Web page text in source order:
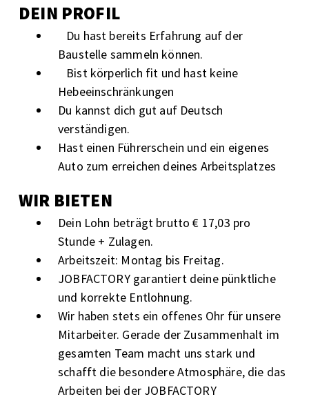
DEIN PROFIL
Du hast bereits Erfahrung auf der
Baustelle sammeln können.
Bist körperlich fit und hast keine
Hebeeinschränkungen
Du kannst dich gut auf Deutsch
verständigen.
Hast einen Führerschein und ein eigenes
Auto zum erreichen deines Arbeitsplatzes
WIR BIETEN
Dein Lohn beträgt brutto € 17,03 pro
Stunde + Zulagen.
Arbeitszeit: Montag bis Freitag.
JOBFACTORY garantiert deine pünktliche
und korrekte Entlohnung.
Wir haben stets ein offenes Ohr für unsere
Mitarbeiter. Gerade der Zusammenhalt im
gesamten Team macht uns stark und
schafft die besondere Atmosphäre, die das
Arbeiten bei der JOBFACTORY